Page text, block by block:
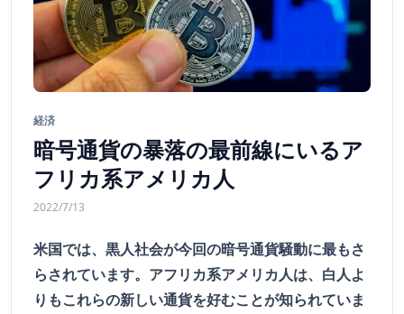
経済
暗号通貨の暴落の最前線にいるア
フリカ系アメリカ人
2022/7/13
米国では、黒人社会が今回の暗号通貨騒動に最もさ
らされています。アフリカ系アメリカ人は、白人よ
りもこれらの新しい通貨を好むことが知られていま